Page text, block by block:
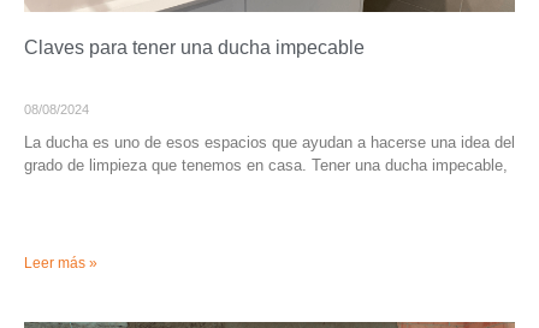
Claves para tener una ducha impecable
08/08/2024
La ducha es uno de esos espacios que ayudan a hacerse una idea del
grado de limpieza que tenemos en casa. Tener una ducha impecable,
Leer más »